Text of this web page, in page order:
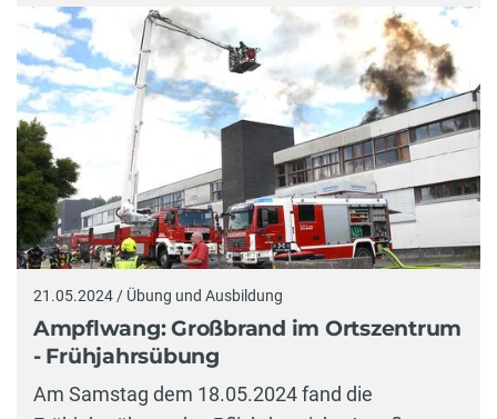
21.05.2024 / Übung und Ausbildung
Ampflwang: Großbrand im Ortszentrum
- Frühjahrsübung
Am Samstag dem 18.05.2024 fand die